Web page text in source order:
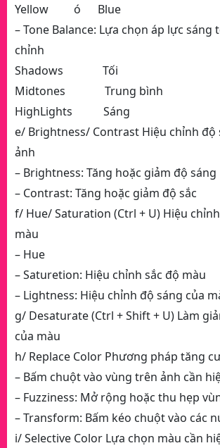
Yellow ó Blue
– Tone Balance: Lựa chọn áp lực sáng
chỉnh
Shadows Tối
Midtones Trung bình
HighLights Sáng
e/ Brightness/ Contrast Hiệu chỉnh độ
ảnh
– Brightness: Tăng hoặc giảm độ sáng
– Contrast: Tăng hoặc giảm độ sắc
f/ Hue/ Saturation (Ctrl + U) Hiệu
màu
– Hue
– Saturetion: Hiệu chỉnh sắc độ màu
– Lightness: Hiệu chỉnh độ sáng của
g/ Desaturate (Ctrl + Shift + U) Làm
của màu
h/ Replace Color Phương pháp tăng
– Bấm chuột vào vùng trên ảnh cần
– Fuzziness: Mở rộng hoặc thu hẹp
– Transform: Bấm kéo chuột vào các
i/ Selective Color Lựa chọn màu cần